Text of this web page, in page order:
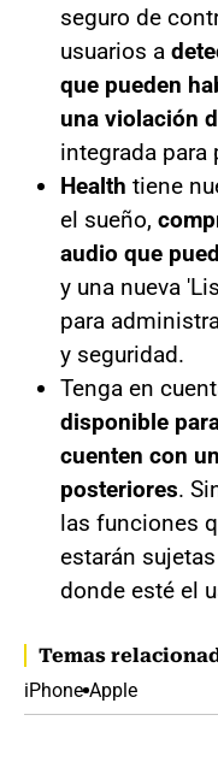
seguro de
usuarios a
que pueden
una violación
integrada para
Health tiene
el sueño,
audio que
y una nueva
para
y seguridad.
Tenga en
disponible
cuenten con
posteriores.
las funciones
estarán
donde esté el
Temas
iPhone Apple